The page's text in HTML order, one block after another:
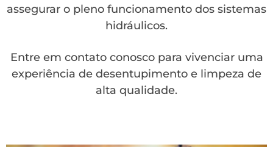
assegurar o pleno funcionamento dos sistemas
hidráulicos.
Entre em contato conosco para vivenciar uma
experiência de desentupimento e limpeza de
alta qualidade.